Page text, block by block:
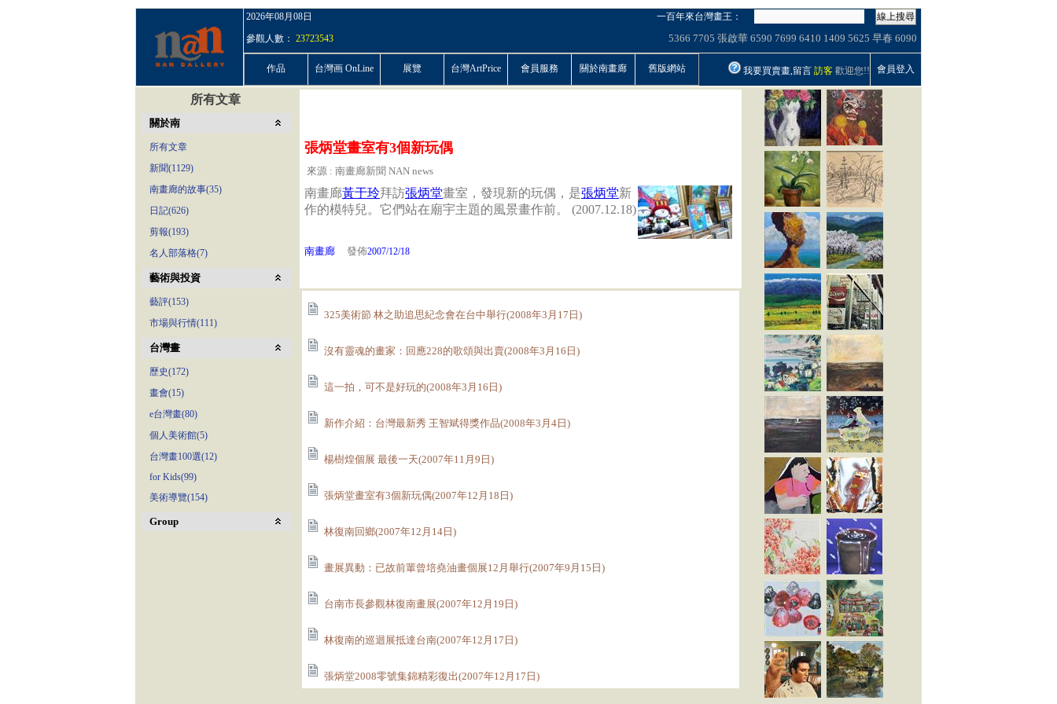
2026年08月08日 一百年來台灣畫王：
線上搜尋
參觀人數： 23723543 5366 7705 張啟華 6590 7699 6410 1409 5625 早春 6090
作品 台灣画 OnLine 展覽 台灣ArtPrice 會員服務 關於南畫廊 舊版網站 我要買賣畫,留言 訪客 歡迎您!! 會員登入
所有文章
關於南
所有文章
新聞(1129)
南畫廊的故事(35)
日記(626)
剪報(193)
名人部落格(7)
藝術與投資
藝評(153)
市場與行情(111)
台灣畫
歷史(172)
畫會(15)
e台灣畫(80)
個人美術館(5)
台灣畫100選(12)
for Kids(99)
美術導覽(154)
Group
張炳堂畫室有3個新玩偶
來源 : 南畫廊新聞 NAN news
南畫廊黃于玲拜訪張炳堂畫室，發現新的玩偶，是張炳堂新
作的模特兒。它們站在廟宇主題的風景畫作前。 (2007.12.18)
南畫廊 發佈2007/12/18
325美術節 林之助追思紀念會在台中舉行(2008年3月17日)
沒有靈魂的畫家：回應228的歌頌與出賣(2008年3月16日)
這一拍，可不是好玩的(2008年3月16日)
新作介紹：台灣最新秀 王智斌得獎作品(2008年3月4日)
楊樹煌個展 最後一天(2007年11月9日)
張炳堂畫室有3個新玩偶(2007年12月18日)
林復南回鄉(2007年12月14日)
畫展異動：已故前輩曾培堯油畫個展12月舉行(2007年9月15日)
台南市長參觀林復南畫展(2007年12月19日)
林復南的巡迴展抵達台南(2007年12月17日)
張炳堂2008零號集錦精彩復出(2007年12月17日)